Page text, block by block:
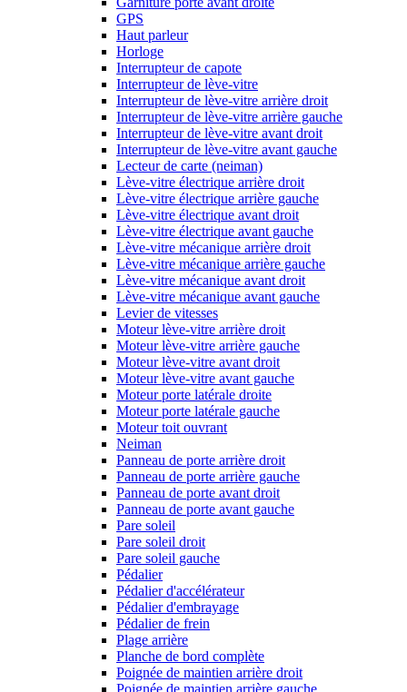
GPS
Haut parleur
Horloge
Interrupteur de capote
Interrupteur de lève-vitre
Interrupteur de lève-vitre arrière droit
Interrupteur de lève-vitre arrière gauche
Interrupteur de lève-vitre avant droit
Interrupteur de lève-vitre avant gauche
Lecteur de carte (neiman)
Lève-vitre électrique arrière droit
Lève-vitre électrique arrière gauche
Lève-vitre électrique avant droit
Lève-vitre électrique avant gauche
Lève-vitre mécanique arrière droit
Lève-vitre mécanique arrière gauche
Lève-vitre mécanique avant droit
Lève-vitre mécanique avant gauche
Levier de vitesses
Moteur lève-vitre arrière droit
Moteur lève-vitre arrière gauche
Moteur lève-vitre avant droit
Moteur lève-vitre avant gauche
Moteur porte latérale droite
Moteur porte latérale gauche
Moteur toit ouvrant
Neiman
Panneau de porte arrière droit
Panneau de porte arrière gauche
Panneau de porte avant droit
Panneau de porte avant gauche
Pare soleil
Pare soleil droit
Pare soleil gauche
Pédalier
Pédalier d'accélérateur
Pédalier d'embrayage
Pédalier de frein
Plage arrière
Planche de bord complète
Poignée de maintien arrière droit
Poignée de maintien arrière gauche